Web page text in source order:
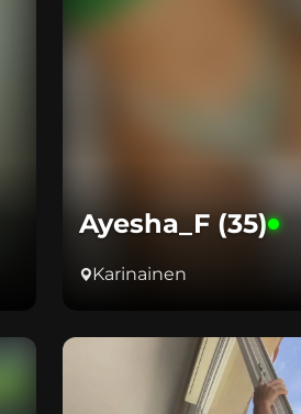
Ayesha_F (35)
Karinainen